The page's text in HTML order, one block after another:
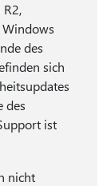
des
sich
des
ist
nicht